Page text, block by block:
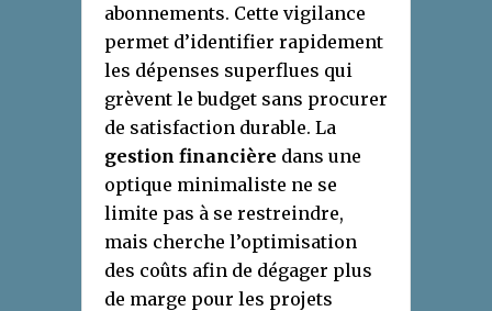
abonnements. Cette vigilance
permet d’identifier rapidement
les dépenses superflues qui
grèvent le budget sans procurer
de satisfaction durable. La
gestion financière dans une
optique minimaliste ne se
limite pas à se restreindre,
mais cherche l’optimisation
des coûts afin de dégager plus
de marge pour les projets